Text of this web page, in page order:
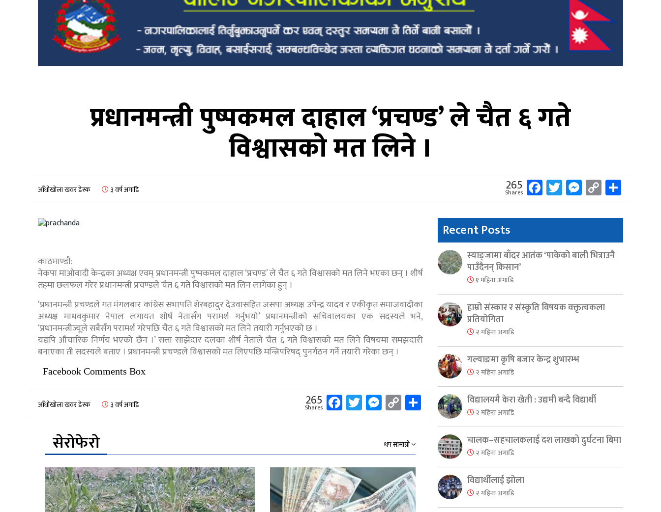
प्रधानमन्त्री पुष्पकमल दाहाल ‘प्रचण्ड’ ले चैत ६ गते
विश्वासको मत लिने ।
आँधीखोला खवर डेस्क ३ वर्ष अगाडि 265
Shares Facebook
Twitter
Messenger
Copy
Link
काठमाण्डौ:
नेकपा माओवादी केन्द्रका अध्यक्ष एवम् प्रधानमन्त्री पुष्पकमल दाहाल ‘प्रचण्ड’ ले चैत ६ गते विश्वासको मत लिने भएका छन् । शीर्ष
तहमा छलफल गरेर प्रधानमन्त्री प्रचण्डले चैत ६ गते विश्वासको मत लिन लागेका हुन् ।
‘प्रधानमन्त्री प्रचण्डले गत मंगलबार कांग्रेस सभापति शेरबहादुर देउवासहित जसपा अध्यक्ष उपेन्द्र यादव र एकीकृत समाजवादीका
अध्यक्ष माधवकुमार नेपाल लगायत शीर्ष नेतासँग परामर्श गर्नुभयो’ प्रधानमन्त्रीको सचिवालयका एक सदस्यले भने,
‘प्रधानमन्त्रीज्यूले सबैसँग परामर्श गरेपछि चैत ६ गते विश्वासको मत लिने तयारी गर्नुभएको छ ।
यद्यपि औचारिक निर्णय भएको छैन ।’ सत्ता साझेदार दलका शीर्ष नेताले चैत ६ गते विश्वासको मत लिने विषयमा समझदारी
बनाएका ती सदस्यले बताए । प्रधानमन्त्री प्रचण्डले विश्वासको मत लिएपछि मन्त्रिपरिषद् पुनर्गठन गर्ने तयारी गरेका छन् ।
Facebook Comments Box
आँधीखोला खवर डेस्क ३ वर्ष अगाडि 265
Shares Facebook
Twitter
Messenger
Copy
Link
Share
सेरोफेरो
थप सामाग्री
Recent Posts
स्याङ्जामा बाँदर आतंक ‘पाकेको बाली भित्राउनै
पाउँदैनन् किसान’
१ महिना अगाडि
हाम्रो संस्कार र संस्कृति विषयक वक्तृत्वकला
प्रतियोगिता
२ महिना अगाडि
गल्याङमा कृषि बजार केन्द्र शुभारम्भ
२ महिना अगाडि
विद्यालयमै केरा खेती : उद्यमी बन्दै विद्यार्थी
२ महिना अगाडि
चालक–सहचालकलाई दश लाखको दुर्घटना बिमा
२ महिना अगाडि
विद्यार्थीलाई झोला
२ महिना अगाडि